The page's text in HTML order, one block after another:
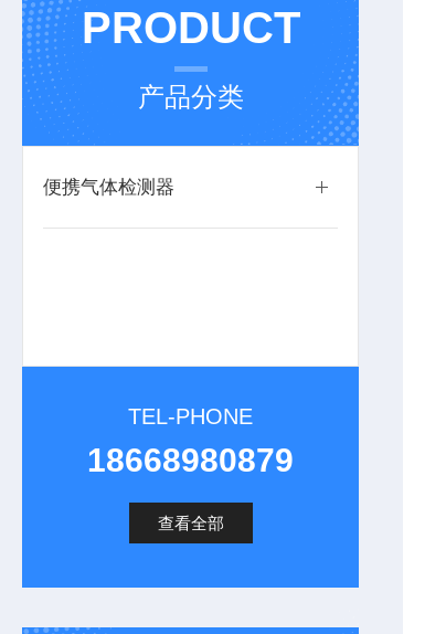
PRODUCT
产品分类
便携气体检测器
TEL-PHONE
18668980879
查看全部